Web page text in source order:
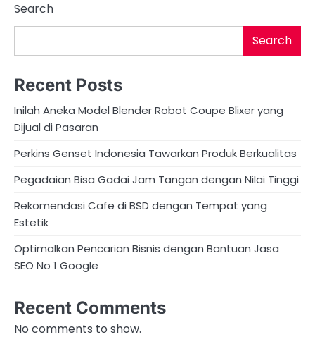
Search
Search
Recent Posts
Inilah Aneka Model Blender Robot Coupe Blixer yang
Dijual di Pasaran
Perkins Genset Indonesia Tawarkan Produk Berkualitas
Pegadaian Bisa Gadai Jam Tangan dengan Nilai Tinggi
Rekomendasi Cafe di BSD dengan Tempat yang
Estetik
Optimalkan Pencarian Bisnis dengan Bantuan Jasa
SEO No 1 Google
Recent Comments
No comments to show.